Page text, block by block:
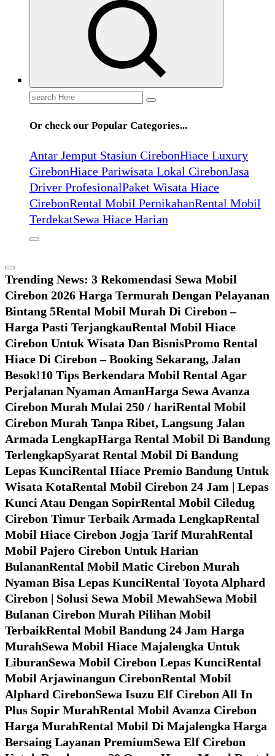
Search
Or check our Popular Categories...
Antar Jemput Stasiun CirebonHiace Luxury
CirebonHiace Pariwisata Lokal CirebonJasa
Driver ProfesionalPaket Wisata Hiace
CirebonRental Mobil PernikahanRental Mobil
TerdekatSewa Hiace Harian
Trending News: 3 Rekomendasi Sewa Mobil
Cirebon 2026 Harga Termurah Dengan Pelayanan
Bintang 5Rental Mobil Murah Di Cirebon –
Harga Pasti TerjangkauRental Mobil Hiace
Cirebon Untuk Wisata Dan BisnisPromo Rental
Hiace Di Cirebon – Booking Sekarang, Jalan
Besok!10 Tips Berkendara Mobil Rental Agar
Perjalanan Nyaman AmanHarga Sewa Avanza
Cirebon Murah Mulai 250 / hariRental Mobil
Cirebon Murah Tanpa Ribet, Langsung Jalan
Armada LengkapHarga Rental Mobil Di Bandung
TerlengkapSyarat Rental Mobil Di Bandung
Lepas KunciRental Hiace Premio Bandung Untuk
Wisata KotaRental Mobil Cirebon 24 Jam | Lepas
Kunci Atau Dengan SopirRental Mobil Ciledug
Cirebon Timur Terbaik Armada LengkapRental
Mobil Hiace Cirebon Jogja Tarif MurahRental
Mobil Pajero Cirebon Untuk Harian
BulananRental Mobil Matic Cirebon Murah
Nyaman Bisa Lepas KunciRental Toyota Alphard
Cirebon | Solusi Sewa Mobil MewahSewa Mobil
Bulanan Cirebon Murah Pilihan Mobil
TerbaikRental Mobil Bandung 24 Jam Harga
MurahSewa Mobil Hiace Majalengka Untuk
LiburanSewa Mobil Cirebon Lepas KunciRental
Mobil Arjawinangun CirebonRental Mobil
Alphard CirebonSewa Isuzu Elf Cirebon All In
Plus Sopir MurahRental Mobil Avanza Cirebon
Harga MurahRental Mobil Di Majalengka Harga
Bersaing Layanan PremiumSewa Elf Cirebon